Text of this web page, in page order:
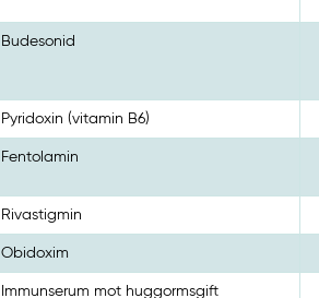
Budesonid
Pyridoxin (vitamin B6)
Fentolamin
Rivastigmin
Obidoxim
Immunserum mot huggormsgift